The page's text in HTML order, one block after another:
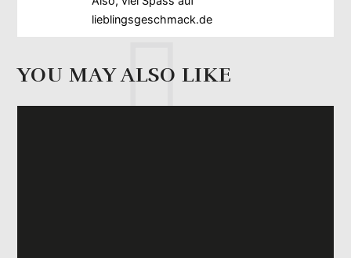
lieblingsgeschmack.de
YOU MAY ALSO LIKE